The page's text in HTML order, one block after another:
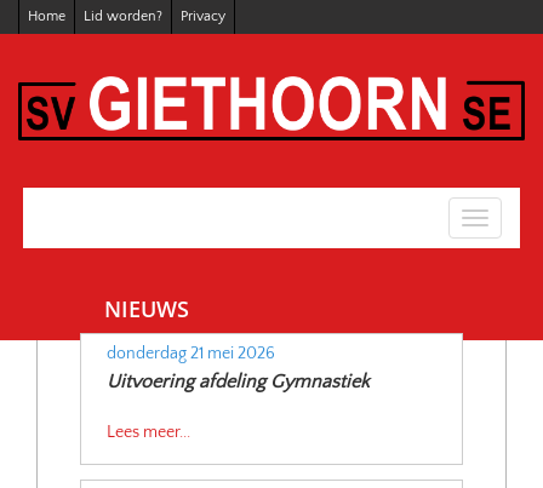
Home Lid worden? Privacy
Toggle
NIEUWS
donderdag 21 mei 2026
Uitvoering afdeling Gymnastiek
Lees meer...